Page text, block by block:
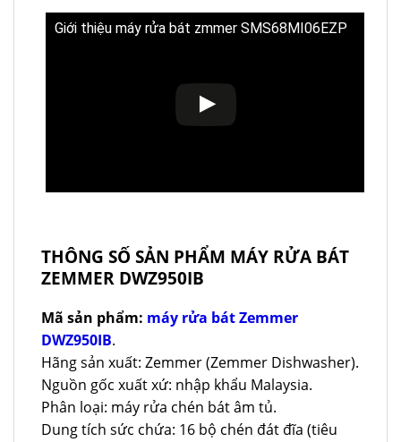
Giới thiệu máy rửa bát zmmer SMS68MI06EZP
THÔNG SỐ SẢN PHẨM MÁY RỬA BÁT
ZEMMER DWZ950IB
Mã sản phẩm: máy rửa bát Zemmer
DWZ950IB.
Hãng sản xuất: Zemmer (Zemmer Dishwasher).
Nguồn gốc xuất xứ: nhập khẩu Malaysia.
Phân loại: máy rửa chén bát âm tủ.
Dung tích sức chứa: 16 bộ chén đát đĩa (tiêu